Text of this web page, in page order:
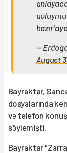
—
August
Bayraktar,
dosyalarında
ve telefon
söylemişti.
Bayraktar